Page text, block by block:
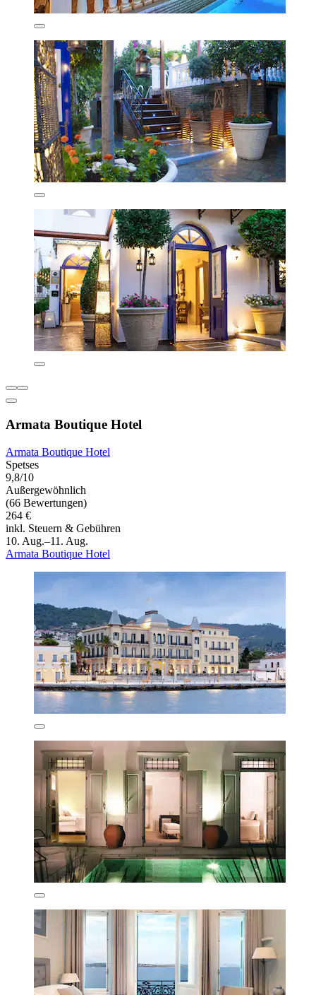
Armata Boutique Hotel
Armata Boutique Hotel
Spetses
9,8/10
Außergewöhnlich
(66 Bewertungen)
264 €
inkl. Steuern & Gebühren
10. Aug.–11. Aug.
Armata Boutique Hotel